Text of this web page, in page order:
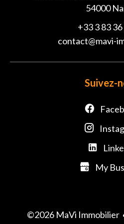
54000
+33 3 83
contact@mavi-
Suivez-
My
©2026 MaVi Immobilier